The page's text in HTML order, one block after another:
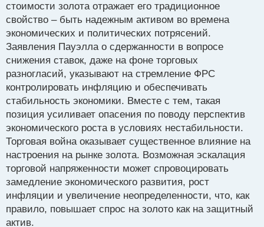
стоимости золота отражает его традиционное
свойство – быть надежным активом во времена
экономических и политических потрясений.
Заявления Пауэлла о сдержанности в вопросе
снижения ставок, даже на фоне торговых
разногласий, указывают на стремление ФРС
контролировать инфляцию и обеспечивать
стабильность экономики. Вместе с тем, такая
позиция усиливает опасения по поводу перспектив
экономического роста в условиях нестабильности.
Торговая война оказывает существенное влияние на
настроения на рынке золота. Возможная эскалация
торговой напряженности может спровоцировать
замедление экономического развития, рост
инфляции и увеличение неопределенности, что, как
правило, повышает спрос на золото как на защитный
актив.